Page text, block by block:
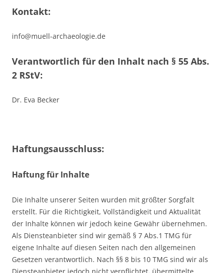
Kontakt:
info@muell-archaeologie.de
Verantwortlich für den Inhalt nach § 55 Abs.
2 RStV:
Dr. Eva Becker
Haftungsausschluss:
Haftung für Inhalte
Die Inhalte unserer Seiten wurden mit größter Sorgfalt
erstellt. Für die Richtigkeit, Vollständigkeit und Aktualität
der Inhalte können wir jedoch keine Gewähr übernehmen.
Als Diensteanbieter sind wir gemäß § 7 Abs.1 TMG für
eigene Inhalte auf diesen Seiten nach den allgemeinen
Gesetzen verantwortlich. Nach §§ 8 bis 10 TMG sind wir als